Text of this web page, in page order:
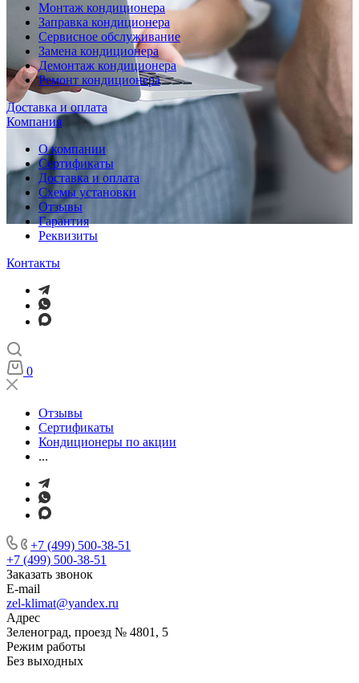
Монтаж кондиционера
Заправка кондиционера
Сервисное обслуживание
Замена кондиционера
Демонтаж кондиционера
Ремонт кондиционера
Доставка и оплата
Компания
О компании
Сертификаты
Доставка и оплата
Схемы установки
Отзывы
Гарантия
Реквизиты
Контакты
0
Отзывы
Сертификаты
Кондиционеры по акции
...
+7 (499) 500-38-51
+7 (499) 500-38-51
Заказать звонок
E-mail
zel-klimat@yandex.ru
Адрес
Зеленоград, проезд № 4801, 5
Режим работы
Без выходных